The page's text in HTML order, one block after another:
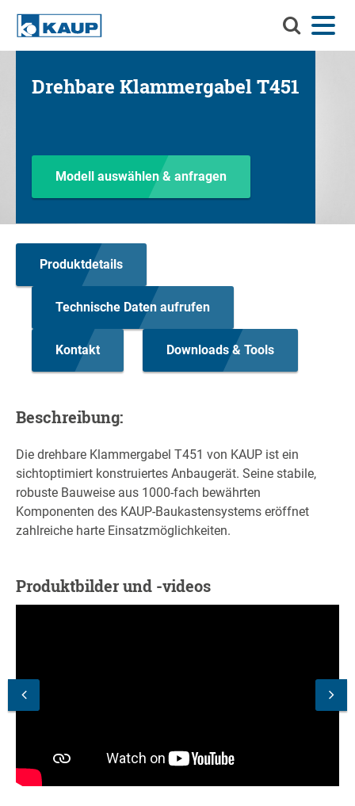
Sie
Durchsuchen Sie KAUP
Menü
Sprache
Kontakt Login
Anbaugeräte
Service
Info-Center
Karriere
Drehbare Klammergabel T451
Modell auswählen & anfragen
Produktdetails
Technische Daten aufrufen
Kontakt Downloads & Tools
Beschreibung:
Die drehbare Klammergabel T451 von KAUP ist ein
sichtoptimiert konstruiertes Anbaugerät. Seine stabile,
robuste Bauweise aus 1000-fach bewährten
Komponenten des KAUP-Baukastensystems eröffnet
zahlreiche harte Einsatzmöglichkeiten.
Produktbilder und -videos